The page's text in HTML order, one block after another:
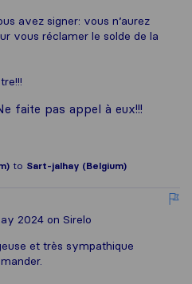
avez signer: vous n’aurez
vous réclamer le solde de la
faite pas appel à eux!!!
to Sart-jalhay (Belgium)
2024 on Sirelo
et très sympathique